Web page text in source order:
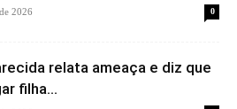
2026 0
relata ameaça e diz que
filha...